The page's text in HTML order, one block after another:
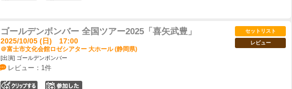
ゴールデンボンバー 全国ツアー2025「喜矢武豊」
2025/10/05 (日) 17:00
＠富士市文化会館ロゼシアター 大ホール (静岡県)
[出演] ゴールデンボンバー
レビュー：1件
セットリスト
レビュー